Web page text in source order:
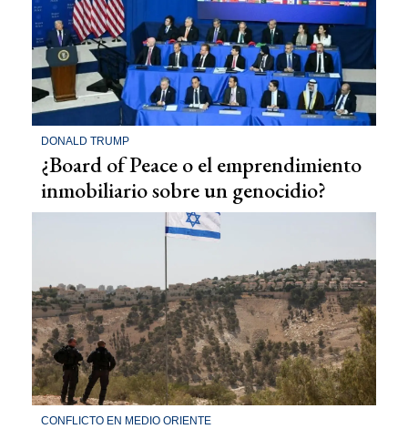
DONALD TRUMP
¿Board of Peace o el emprendimiento
inmobiliario sobre un genocidio?
CONFLICTO EN MEDIO ORIENTE